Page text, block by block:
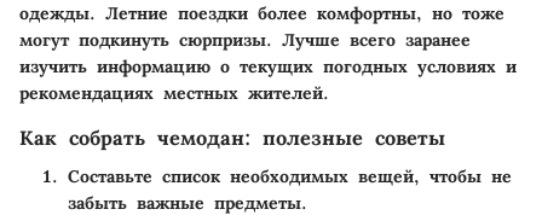
одежды. Летние поездки более комфортны, но тоже
могут подкинуть сюрпризы. Лучше всего заранее
изучить информацию о текущих погодных условиях и
рекомендациях местных жителей.
Как собрать чемодан: полезные советы
Составьте список необходимых вещей, чтобы не
забыть важные предметы.